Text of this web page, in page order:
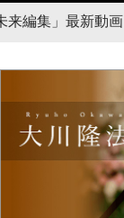
来編集」最新動画